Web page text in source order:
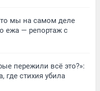
мы на самом деле
ежа — репортаж с
пережили всё это?»:
где стихия убила